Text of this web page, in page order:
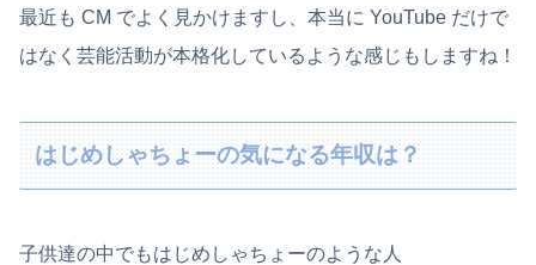
最近も CM でよく見かけますし、本当に YouTube だけで
はなく芸能活動が本格化しているような感じもしますね！
はじめしゃちょーの気になる年収は？
子供達の中でもはじめしゃちょーのような人